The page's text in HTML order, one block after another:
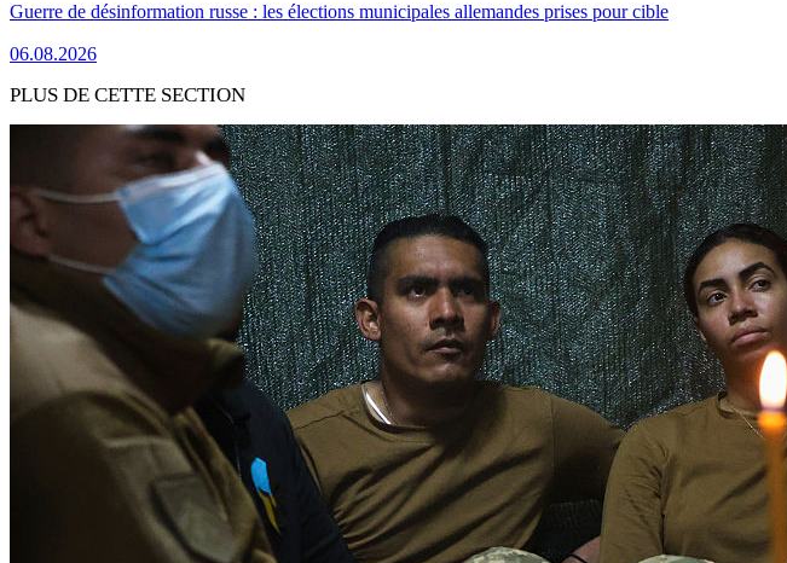
Guerre de désinformation russe : les élections municipales allemandes prises pour cible
06.08.2026
PLUS DE CETTE SECTION